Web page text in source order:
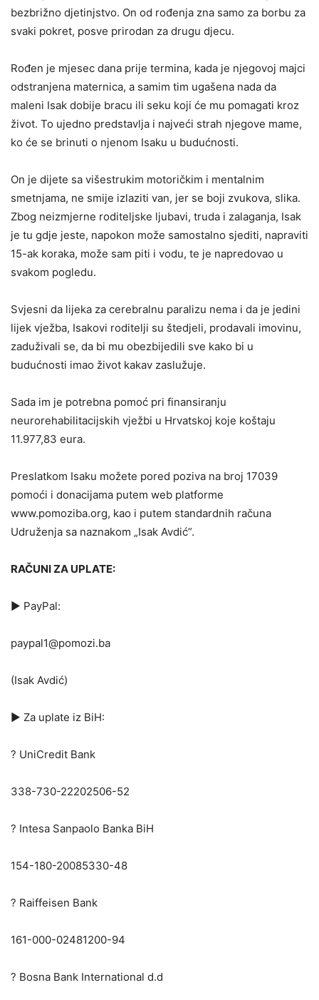
bezbrižno djetinjstvo. On od rođenja zna samo za borbu za
svaki pokret, posve prirodan za drugu djecu.
Rođen je mjesec dana prije termina, kada je njegovoj majci
odstranjena maternica, a samim tim ugašena nada da
maleni Isak dobije bracu ili seku koji će mu pomagati kroz
život. To ujedno predstavlja i najveći strah njegove mame,
ko će se brinuti o njenom Isaku u budućnosti.
On je dijete sa višestrukim motoričkim i mentalnim
smetnjama, ne smije izlaziti van, jer se boji zvukova, slika.
Zbog neizmjerne roditeljske ljubavi, truda i zalaganja, Isak
je tu gdje jeste, napokon može samostalno sjediti, napraviti
15-ak koraka, može sam piti i vodu, te je napredovao u
svakom pogledu.
Svjesni da lijeka za cerebralnu paralizu nema i da je jedini
lijek vježba, Isakovi roditelji su štedjeli, prodavali imovinu,
zaduživali se, da bi mu obezbijedili sve kako bi u
budućnosti imao život kakav zaslužuje.
Sada im je potrebna pomoć pri finansiranju
neurorehabilitacijskih vježbi u Hrvatskoj koje koštaju
11.977,83 eura.
Preslatkom Isaku možete pored poziva na broj 17039
pomoći i donacijama putem web platforme
www.pomoziba.org, kao i putem standardnih računa
Udruženja sa naznakom „Isak Avdić”.
RAČUNI ZA UPLATE:
▶️ PayPal:
paypal1@pomozi.ba
(Isak Avdić)
▶️ Za uplate iz BiH:
? UniCredit Bank
338-730-22202506-52
? Intesa Sanpaolo Banka BiH
154-180-20085330-48
? Raiffeisen Bank
161-000-02481200-94
? Bosna Bank International d.d